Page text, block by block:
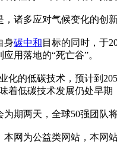
，诸多应对气候变化的创
身碳中和 目标的同时，于
用落地的“死亡谷”。
化的低碳技术，预计到
着低碳技术发展仍处早
为期两天，全球50强团队
本网为公益类网站，本